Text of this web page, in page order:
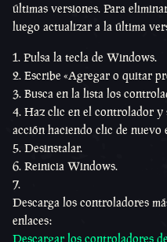
últimas versiones. Para
luego actualizar a la última
Pulsa la tecla de Windows.
Escribe «Agregar o quitar
Busca en la lista los
Haz clic en el controlador y
acción haciendo clic de nuevo
Desinstalar.
Reinicia Windows.
Descarga los controladores
enlaces:
Descargar los controladores